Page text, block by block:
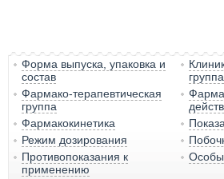
Форма выпуска, упаковка и
состав
группа
Фармако-терапевтическая
группа
Фармакокинетика
Режим дозирования
Противопоказания к
применению